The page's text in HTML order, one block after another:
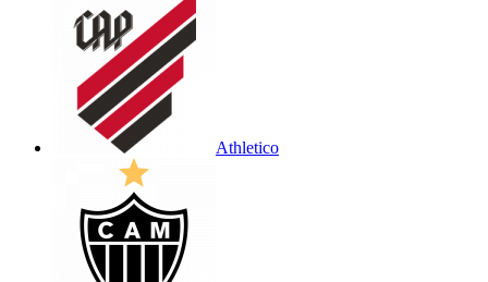
Athletico